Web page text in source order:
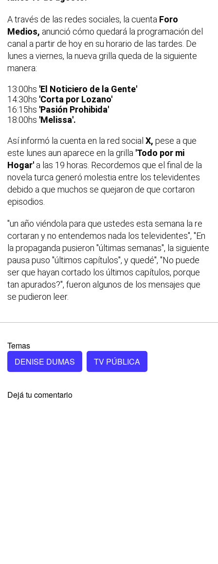
A través de las redes sociales, la cuenta Foro
Medios, anunció cómo quedará la programación del
canal a partir de hoy en su horario de las tardes. De
lunes a viernes, la nueva grilla queda de la siguiente
manera:
13:00hs 'El Noticiero de la Gente'
14:30hs 'Corta por Lozano'
16:15hs 'Pasión Prohibida'
18:00hs 'Melissa'.
Así informó la cuenta en la red social X, pese a que
este lunes aun aparece en la grilla 'Todo por mi
Hogar' a las 19 horas. Recordemos que el final de la
novela turca generó molestia entre los televidentes
debido a que muchos se quejaron de que cortaron
episodios.
"un año viéndola para que ustedes esta semana la re
cortaran y no entendemos nada los televidentes", "En
la propaganda pusieron "últimas semanas", la siguiente
pausa puso "últimos capítulos", y quedé", "No puede
ser que hayan cortado los últimos capítulos, porque
tan apurados?", fueron algunos de los mensajes que
se pudieron leer.
Temas
DENISE DUMAS
TV PÚBLICA
Dejá tu comentario